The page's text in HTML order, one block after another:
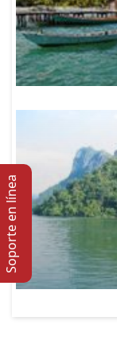
Soporte en lí­nea